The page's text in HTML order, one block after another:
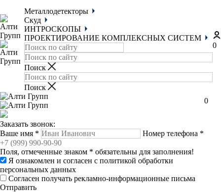
Металлодетекторы
Скуд
ИНТРОСКОПЫ
ПРОЕКТИРОВАНИЕ КОМПЛЕКСНЫХ СИСТЕМ
0
0
Заказать звонок:
Ваше имя * Номер телефона *
Поля, отмеченные знаком * обязательны для заполнения!
Я ознакомлен и согласен с политикой обработки
персональных данных
Согласен получать рекламно-информационные письма
Отправить